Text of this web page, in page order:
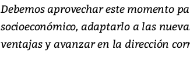
Debemos aprovechar este momento
socioeconómico, adaptarlo a las
ventajas y avanzar en la dirección